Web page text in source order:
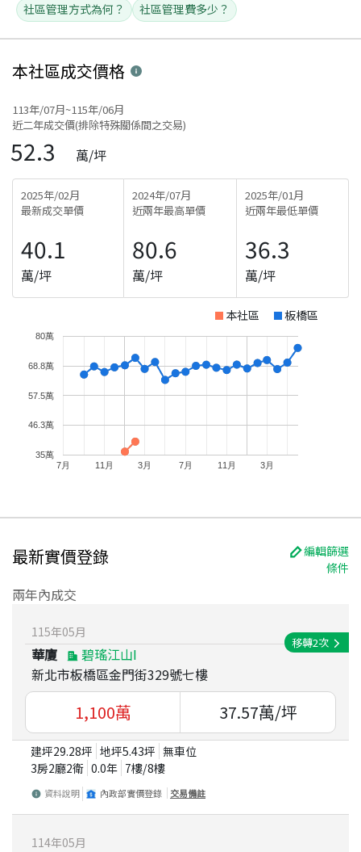
社區管理方式為何？
社區管理費多少？
本社區成交價格
113年/07月~115年/06月
近二年成交價(排除特殊關係間之交易)
52.3 萬/坪
2025年/02月
最新成交單價
40.1
萬/坪
2024年/07月
近兩年最高單價
80.6
萬/坪
2025年/01月
近兩年最低單價
36.3
萬/坪
本社區 板橋區
7月 11月 3月 7月 11月 3月
35萬
46.3萬
57.5萬
68.8萬
80萬
最新實價登錄
編輯篩選
條件
兩年內成交
115年05月
華廈
碧瑤江山Ⅰ
新北市板橋區金門街329號七樓
移轉2次
1,100萬 37.57萬/坪
建坪29.28坪 地坪5.43坪 無車位
3房2廳2衛 0.0年 7樓/8樓
資料說明 內政部實價登錄 交易備註
114年05月